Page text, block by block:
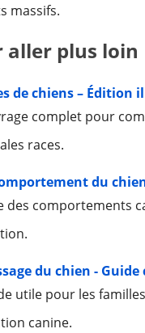
massifs.
aller plus loin
de chiens – Édition
complet pour
races.
du
des comportements
du chien -
utile pour les
canine.